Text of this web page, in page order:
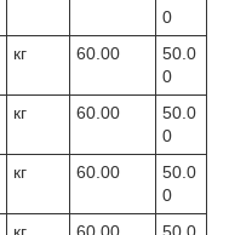
0
кг 60.00
50.0
0
кг 60.00
50.0
0
кг 60.00
50.0
0
кг 60.00
50.0